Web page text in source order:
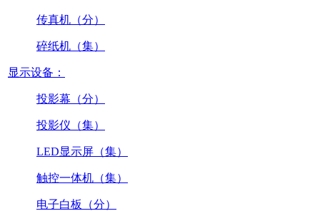
传真机（分）
碎纸机（集）
显示设备：
投影幕（分）
投影仪（集）
LED显示屏（集）
触控一体机（集）
电子白板（分）